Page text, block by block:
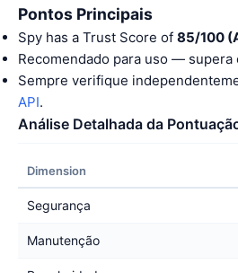
Pontos Principais
Spy has a Trust Score of 85/100
Recomendado para uso — supera
Sempre verifique
API.
Análise Detalhada da
Dimension
Segurança
Manutenção